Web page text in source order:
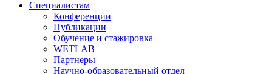
Специалистам
Конференции
Публикации
Обучение и стажировка
WETLAB
Партнеры
Научно-образовательный отдел